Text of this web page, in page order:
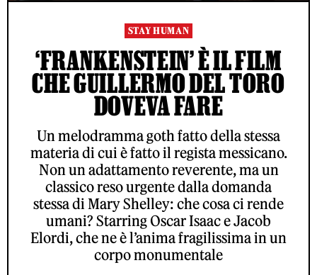
STAY HUMAN
‘FRANKENSTEIN’ È IL FILM
CHE GUILLERMO DEL TORO
DOVEVA FARE
Un melodramma goth fatto della stessa
materia di cui è fatto il regista messicano.
Non un adattamento reverente, ma un
classico reso urgente dalla domanda
stessa di Mary Shelley: che cosa ci rende
umani? Starring Oscar Isaac e Jacob
Elordi, che ne è l’anima fragilissima in un
corpo monumentale